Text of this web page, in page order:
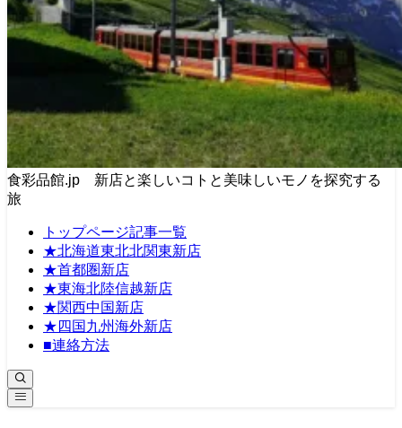
食彩品館.jp 新店と楽しいコトと美味しいモノを探究する
旅
トップページ記事一覧
★北海道東北北関東新店
★首都圏新店
★東海北陸信越新店
★関西中国新店
★四国九州海外新店
■連絡方法